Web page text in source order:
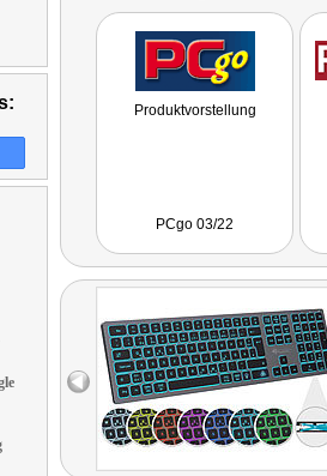
Produktvorstellung
PCgo 03/22